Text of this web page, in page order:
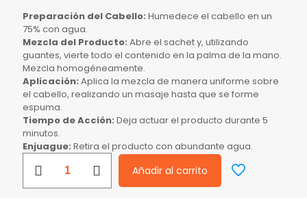
Preparación del Cabello: Humedece el cabello en un
75% con agua.
Mezcla del Producto: Abre el sachet y, utilizando
guantes, vierte todo el contenido en la palma de la mano.
Mezcla homogéneamente.
Aplicación: Aplica la mezcla de manera uniforme sobre
el cabello, realizando un masaje hasta que se forme
espuma.
Tiempo de Acción: Deja actuar el producto durante 5
minutos.
Enjuague: Retira el producto con abundante agua.
Quick
Color
Añadir al carrito